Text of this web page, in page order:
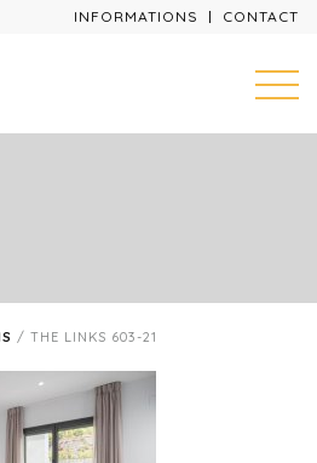
INFORMATIONS CONTACT
/ THE LINKS 603-21